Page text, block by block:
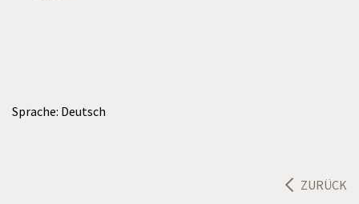
Sprache: Deutsch
ZURÜCK